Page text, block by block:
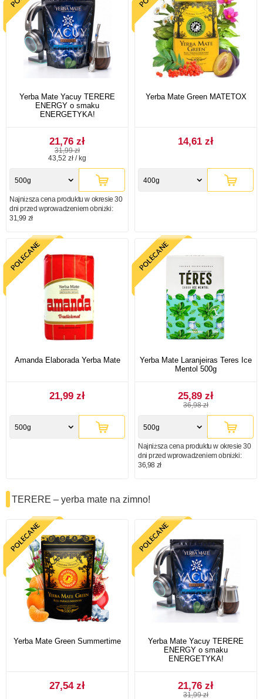
Yerba Mate Yacuy TERERE
ENERGY o smaku
ENERGETYKA!
21,76 zł
31,99 zł
43,52 zł / kg
500g
Najniższa cena produktu w okresie 30
dni przed wprowadzeniem obniżki:
31,99 zł
Yerba Mate Green MATETOX
14,61 zł
400g
Amanda Elaborada Yerba Mate
21,99 zł
500g
Yerba Mate Laranjeiras Teres Ice
Mentol 500g
25,89 zł
36,98 zł
500g
Najniższa cena produktu w okresie 30
dni przed wprowadzeniem obniżki:
36,98 zł
TERERE – yerba mate na zimno!
Yerba Mate Green Summertime
27,54 zł
Yerba Mate Yacuy TERERE
ENERGY o smaku
ENERGETYKA!
21,76 zł
31,99 zł